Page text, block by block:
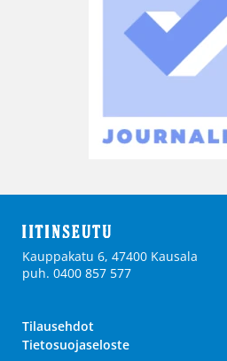
Kauppakatu 6, 47400 Kausala
puh. 0400 857 577
Tilausehdot
Tietosuojaseloste